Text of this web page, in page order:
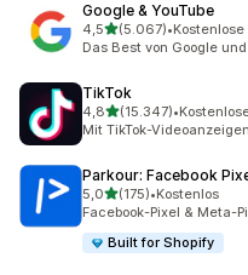
Google & YouTube
4,5von 5 Sternen
(5.067)
5067 Rezensionen
•
Das Best von Google und
TikTok
4,8von 5 Sternen
(15.347)
15347 Rezensionen
•
Mit TikTok-
Parkour: Facebook
5,0von 5 Sternen
(175)
175 Rezensionen
•Kostenlos
Facebook-Pixel & Meta-
Built for Shopify